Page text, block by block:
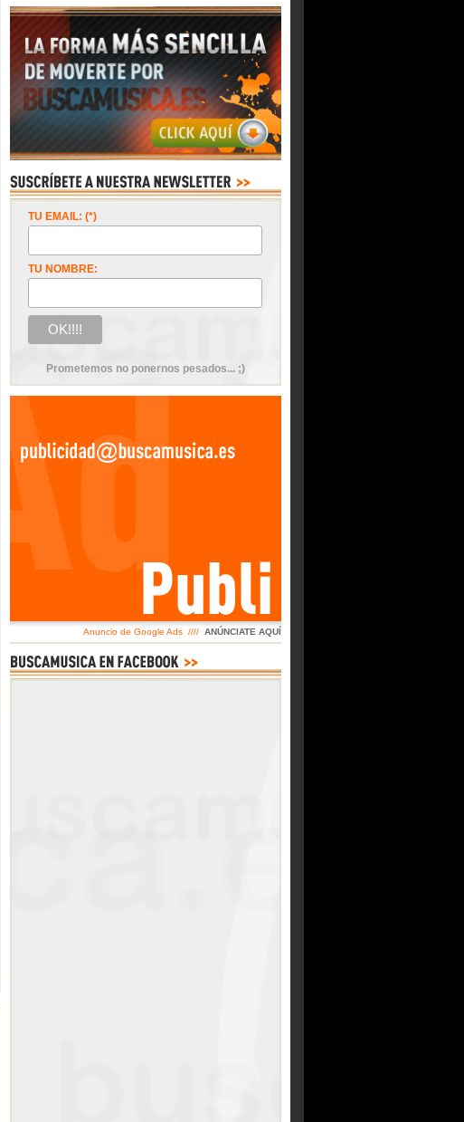
TU EMAIL: (*)
TU NOMBRE:
Prometemos no ponernos pesados... ;)
Anuncio de Google Ads //// ANÚNCIATE AQUÍ